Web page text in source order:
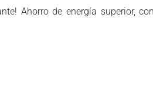
Ahorro de energía superior,